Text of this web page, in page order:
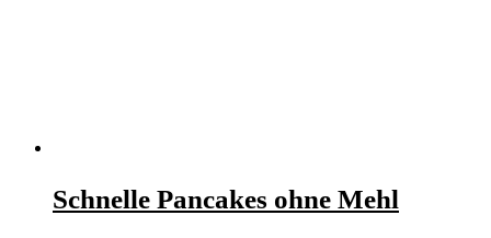
Schnelle Pancakes ohne Mehl